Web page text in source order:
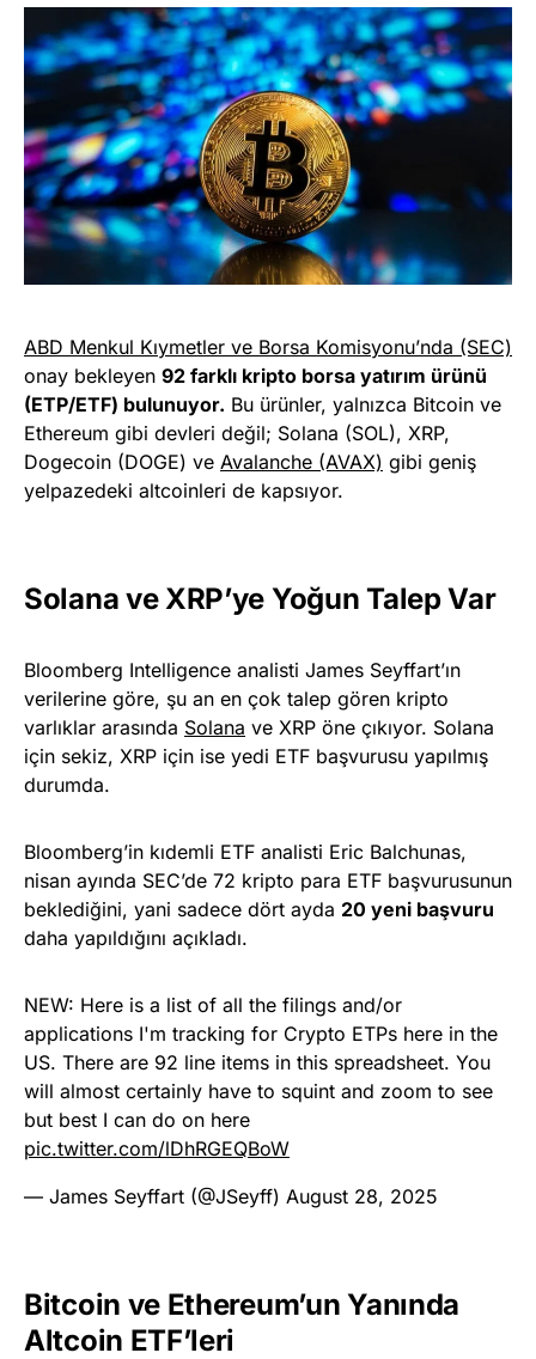
ABD Menkul Kıymetler ve Borsa Komisyonu’nda (SEC)
onay bekleyen 92 farklı kripto borsa yatırım ürünü
(ETP/ETF) bulunuyor. Bu ürünler, yalnızca Bitcoin ve
Ethereum gibi devleri değil; Solana (SOL), XRP,
Dogecoin (DOGE) ve Avalanche (AVAX) gibi geniş
yelpazedeki altcoinleri de kapsıyor.
Solana ve XRP’ye Yoğun Talep Var
Bloomberg Intelligence analisti James Seyffart’ın
verilerine göre, şu an en çok talep gören kripto
varlıklar arasında Solana ve XRP öne çıkıyor. Solana
için sekiz, XRP için ise yedi ETF başvurusu yapılmış
durumda.
Bloomberg’in kıdemli ETF analisti Eric Balchunas,
nisan ayında SEC’de 72 kripto para ETF başvurusunun
beklediğini, yani sadece dört ayda 20 yeni başvuru
daha yapıldığını açıkladı.
NEW: Here is a list of all the filings and/or
applications I'm tracking for Crypto ETPs here in the
US. There are 92 line items in this spreadsheet. You
will almost certainly have to squint and zoom to see
but best I can do on here
pic.twitter.com/lDhRGEQBoW
— James Seyffart (@JSeyff) August 28, 2025
Bitcoin ve Ethereum’un Yanında
Altcoin ETF’leri